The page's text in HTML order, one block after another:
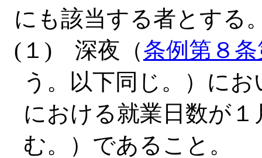
にも該当する者とする
(１) 深夜（条例第８
う。以下同じ。）に
における就業日数が
む。）であること。